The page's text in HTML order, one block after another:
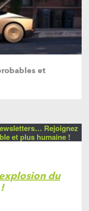
et
Rejoignez
et plus humaine !
du
!